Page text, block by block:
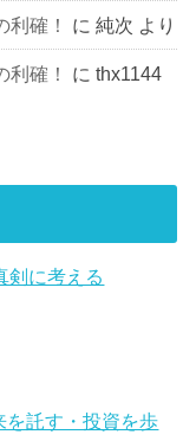
確！ に純次 より
確！ にthx1144
剣に考える
を託す・投資を歩